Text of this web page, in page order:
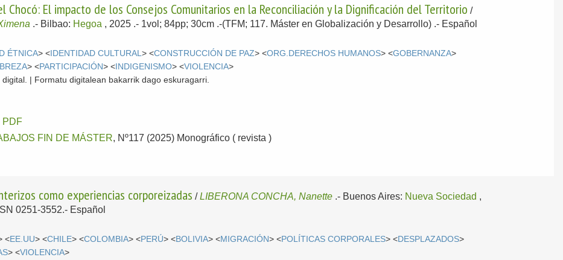
Chocó: El impacto de los Consejos Comunitarios en la Reconciliación y la Dignificación del Territorio /
.- Bilbao: Hegoa , 2025 .- 1vol; 84pp; 30cm .-(TFM; 117. Máster en Globalización y Desarrollo) .- Español
ÉTNICA> <IDENTIDAD CULTURAL> <CONSTRUCCIÓN DE PAZ> <ORG.DERECHOS HUMANOS> <GOBERNANZA>
> <PARTICIPACIÓN> <INDIGENISMO> <VIOLENCIA>
| Formatu digitalean bakarrik dago eskuragarri.
PDF
FIN DE MÁSTER, Nº117 (2025) Monográfico ( revista )
como experiencias corporeizadas /LIBERONA CONCHA, Nanette .- Buenos Aires: Nueva Sociedad ,
0251-3552.- Español
<EE.UU> <CHILE> <COLOMBIA> <PERÚ> <BOLIVIA> <MIGRACIÓN> <POLÍTICAS CORPORALES> <DESPLAZADOS>
> <VIOLENCIA>